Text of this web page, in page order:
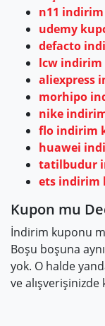
n11
udemy
defacto
lcw indirim
aliexpress
morhipo
nike
flo indirim
huawei
tatilbudur
ets indirim
Kupon mu
İndirim kuponu
Boşu boşuna
yok. O halde
ve